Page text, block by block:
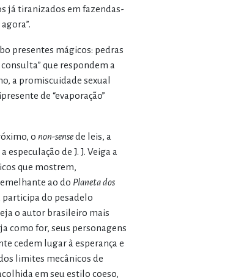
já tiranizados em fazendas-
presentes mágicos: pedras
que respondem a
a promiscuidade sexual
de “evaporação”
o non-sensede leis, a
de J. J. Veiga a
que mostrem,
ao do Planeta dos
participa do pesadelo
o autor brasileiro mais
como for, seus personagens
cedem lugar à esperança e
limites mecânicos de
em seu estilo coeso,